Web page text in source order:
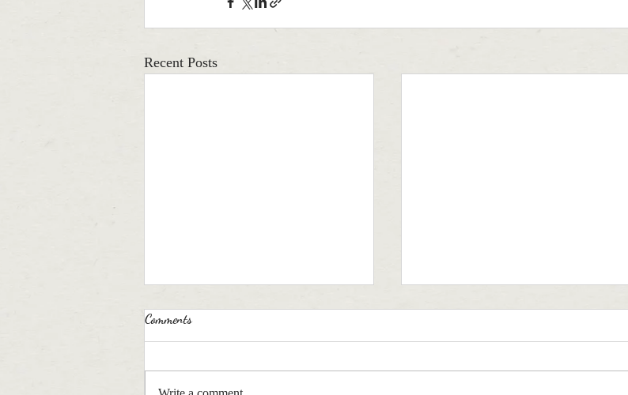
Recent Posts
Cái kết đẹp dành cho Lu Lu
Hơn một năm trước, tháng 8 năm
Comments